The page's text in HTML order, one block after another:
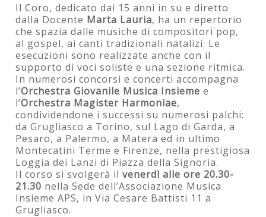
Il Coro, dedicato dai 15 anni in su e diretto
dalla Docente Marta Lauria, ha un repertorio
che spazia dalle musiche di compositori pop,
al gospel, ai canti tradizionali natalizi. Le
esecuzioni sono realizzate anche con il
supporto di voci soliste e una sezione ritmica.
In numerosi concorsi e concerti accompagna
l’Orchestra Giovanile Musica Insieme e
l’Orchestra Magister Harmoniae,
condividendone i successi su numerosi palchi:
da Grugliasco a Torino, sul Lago di Garda, a
Pesaro, a Palermo, a Matera ed in ultimo
Montecatini Terme e Firenze, nella prestigiosa
Loggia dei Lanzi di Piazza della Signoria.
Il corso si svolgerà ilvenerdì alle ore 20.30-
21.30 nella Sede dell’Associazione Musica
Insieme APS, in Via Cesare Battisti 11 a
Grugliasco.